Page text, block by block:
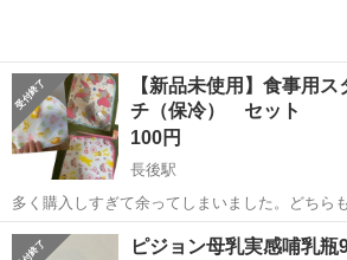
【新品未使用】食事用
チ（保冷） セット
100円
長後駅
多く購入しすぎて余ってしまいました。どちらも未使
ーチは、記名ありますのでおまけ程度です。 隠
ルを希望の方にお付けします。色や柄の希望も
神奈川 藤沢市 ベビー用品
ピジョン母乳実感哺乳瓶